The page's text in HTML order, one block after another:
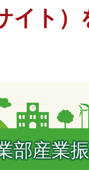
イト
部産業